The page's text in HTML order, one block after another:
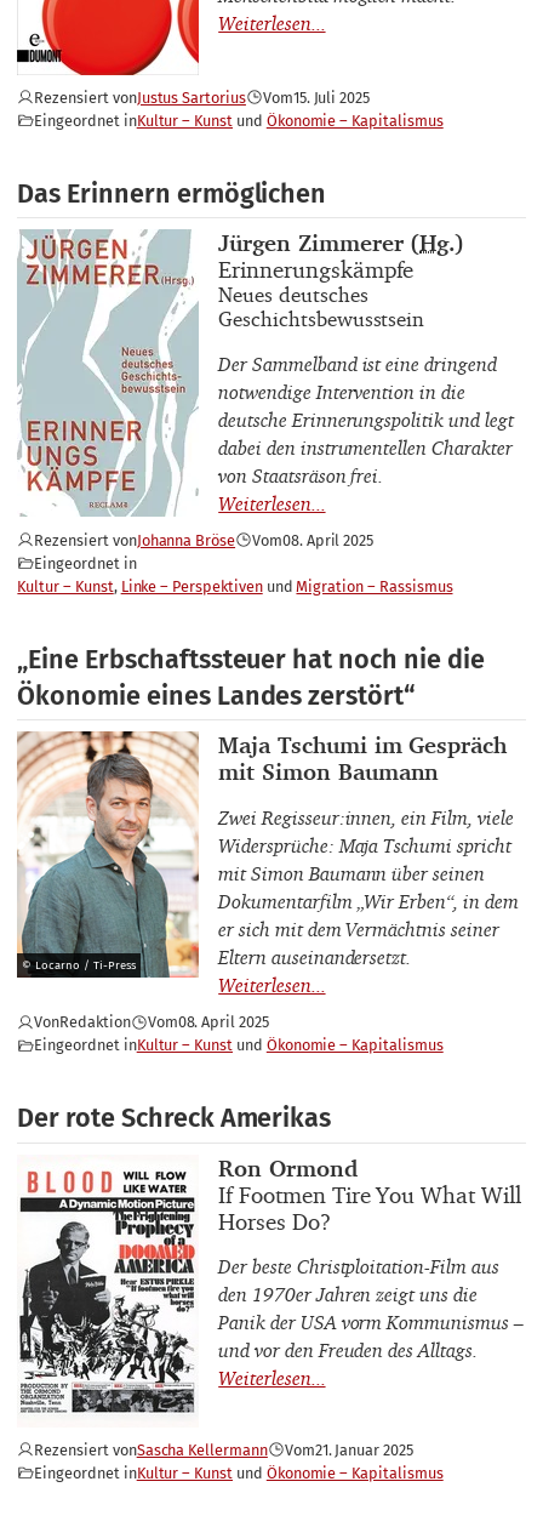
Rezensiert vonJustus Sartorius Vom15. Juli 2025
Eingeordnet inKultur – Kunst Ökonomie – Kapitalismus
Das Erinnern ermöglichen
Buchautor_innen
Jürgen Zimmerer (Hg.)
Buchtitel
Erinnerungskämpfe
Buchuntertitel
Neues deutsches
Geschichtsbewusstsein
Der Sammelband ist eine dringend
notwendige Intervention in die
deutsche Erinnerungspolitik und legt
dabei den instrumentellen Charakter
von Staatsräson frei.
Rezensiert vonJohanna Bröse Vom08. April 2025
Eingeordnet in
Kultur – Kunst Linke – Perspektiven Migration – Rassismus
„Eine Erbschaftssteuer hat noch nie die
Ökonomie eines Landes zerstört“
© Locarno / Ti-Press
Interviewpartner_innen
Maja Tschumi im Gespräch
mit Simon Baumann
Zwei Regisseur:innen, ein Film, viele
Widersprüche: Maja Tschumi spricht
mit Simon Baumann über seinen
Dokumentarfilm „Wir Erben“, in dem
er sich mit dem Vermächtnis seiner
Eltern auseinandersetzt.
VonRedaktion Vom08. April 2025
Eingeordnet inKultur – Kunst Ökonomie – Kapitalismus
Der rote Schreck Amerikas
Buchautor_innen
Ron Ormond
Buchtitel
If Footmen Tire You What Will
Horses Do?
Der beste Christploitation-Film aus
den 1970er Jahren zeigt uns die
Panik der USA vorm Kommunismus –
und vor den Freuden des Alltags.
Rezensiert vonSascha Kellermann Vom21. Januar 2025
Eingeordnet inKultur – Kunst Ökonomie – Kapitalismus